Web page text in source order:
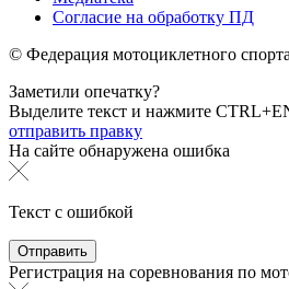
Согласие на обработку ПД
© Федерация мотоциклетного
Заметили опечатку?
Выделите текст и нажмите
отправить правку
На сайте обнаружена ошибка
Текст с ошибкой
Регистрация на соревнования по